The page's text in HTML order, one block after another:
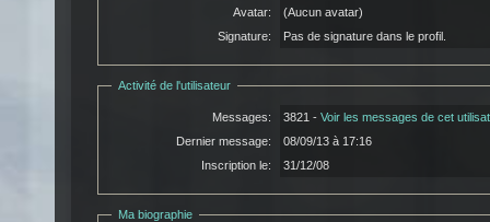
Avatar:
(Aucun avatar)
Signature:
Pas de signature dans le profil.
Activité de l'utilisateur
Messages: 3821 - Voir les messages de cet
Dernier message:
08/09/13 à 17:16
Inscription le:
31/12/08
Ma biographie